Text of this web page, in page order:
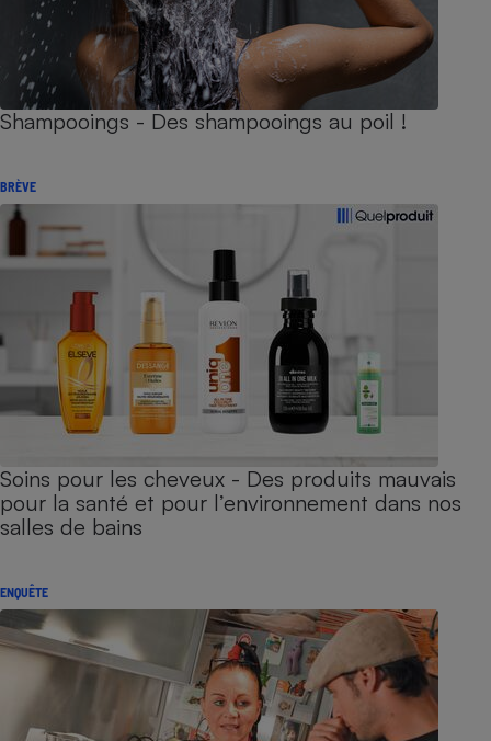
Shampooings - Des shampooings au poil !
BRÈVE
Soins pour les cheveux - Des produits mauvais
pour la santé et pour l’environnement dans nos
salles de bains
ENQUÊTE